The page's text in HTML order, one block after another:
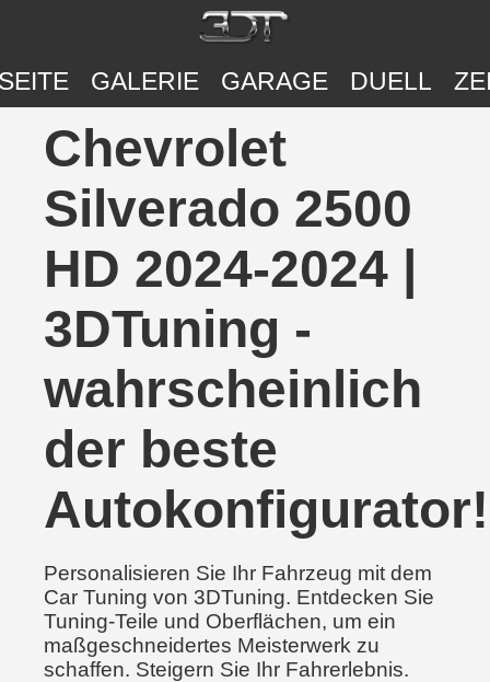
GALERIE GARAGE DUELL
Chevrolet
Silverado 2500
HD 2024-2024 |
3DTuning -
wahrscheinlich
der beste
Autokonfigurator!
Personalisieren Sie Ihr Fahrzeug mit dem
Car Tuning von 3DTuning. Entdecken Sie
Tuning-Teile und Oberflächen, um ein
maßgeschneidertes Meisterwerk zu
schaffen. Steigern Sie Ihr Fahrerlebnis.